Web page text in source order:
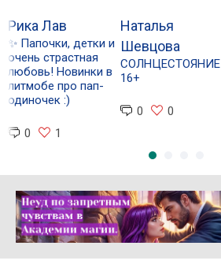
Рика Лав
✨ Папочки, детки и
очень страстная
любовь! Новинки в
литмобе про пап-
одиночек :)
0 1
Наталья
Шевцова
СОЛНЦЕСТОЯНИЕ
16+
0 0
Реклама 16+ АО «ЛитГород»